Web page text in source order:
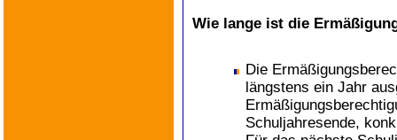
Wie lange ist die
Die
längstens ein Jahr
Schuljahresende,